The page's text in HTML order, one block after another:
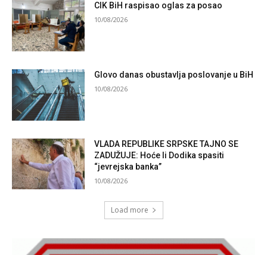
CIK BiH raspisao oglas za posao
10/08/2026
Glovo danas obustavlja poslovanje u BiH
10/08/2026
VLADA REPUBLIKE SRPSKE TAJNO SE
ZADUŽUJE: Hoće li Dodika spasiti
“jevrejska banka”
10/08/2026
Load more